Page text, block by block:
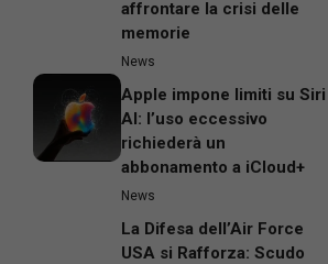
affrontare la crisi delle
memorie
News
Apple impone limiti su Siri
AI: l’uso eccessivo
richiederà un
abbonamento a iCloud+
News
La Difesa dell’Air Force
USA si Rafforza: Scudo